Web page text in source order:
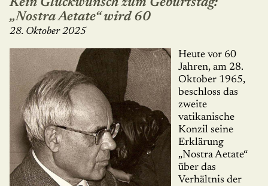
Kein Glückwunsch zum Geburtstag:
„Nostra Aetate“ wird 60
28. Oktober 2025
Heute vor 60
Jahren, am 28.
Oktober 1965,
beschloss das
zweite
vatikanische
Konzil seine
Erklärung
„Nostra Aetate“
über das
Verhältnis der